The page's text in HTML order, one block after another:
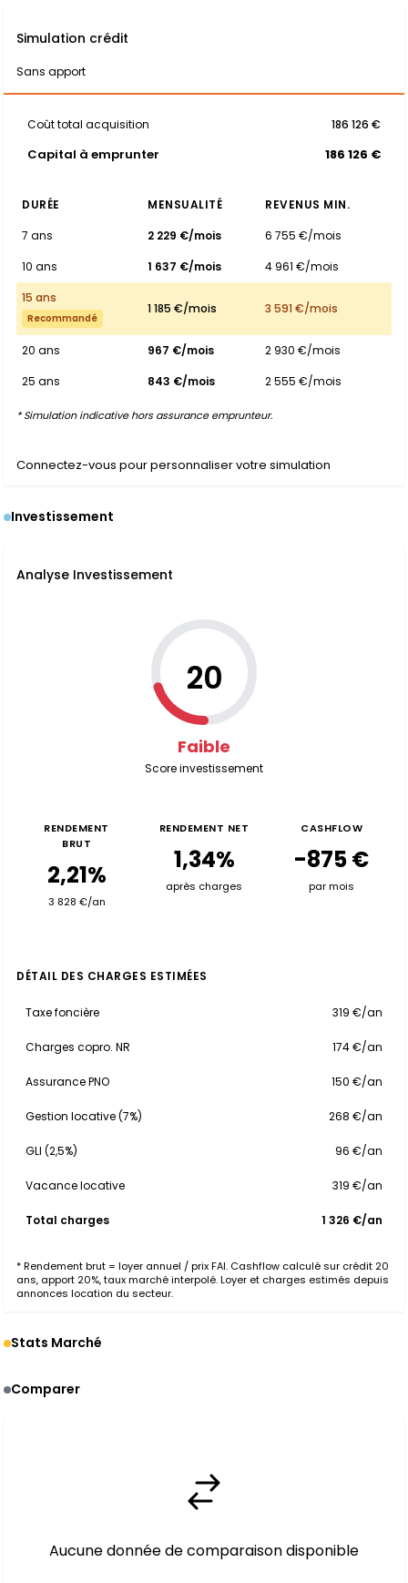
Simulation crédit
Sans apport
Coût total acquisition 186 126 €
Capital à emprunter 186 126 €
DURÉE MENSUALITÉ
REVENUS MIN.
7 ans
2 229 €/mois
6 755 €/mois
10 ans
1 637 €/mois
4 961 €/mois
15 ans
Recommandé
1 185 €/mois 3 591 €/mois
20 ans 967 €/mois
2 930 €/mois
25 ans
843 €/mois 2 555 €/mois
* Simulation indicative hors assurance emprunteur.
Connectez-vous pour personnaliser votre simulation
Investissement
Analyse Investissement
20
Faible
Score investissement
RENDEMENT
BRUT
2,21%
3 828 €/an
RENDEMENT NET
1,34%
après charges
CASHFLOW
-875 €
par mois
DÉTAIL DES CHARGES ESTIMÉES
Taxe foncière 319 €/an
Charges copro. NR 174 €/an
Assurance PNO 150 €/an
Gestion locative (7%) 268 €/an
GLI (2,5%) 96 €/an
Vacance locative 319 €/an
Total charges 1 326 €/an
* Rendement brut = loyer annuel / prix FAI. Cashflow calculé sur crédit 20
ans, apport 20%, taux marché interpolé. Loyer et charges estimés depuis
annonces location du secteur.
Stats Marché
Comparer
Aucune donnée de comparaison disponible